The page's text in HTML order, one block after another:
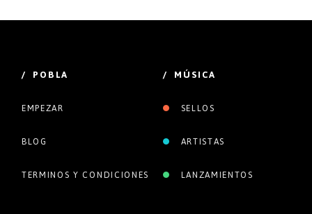
/ POBLA
EMPEZAR
BLOG
TERMINOS Y CONDICIONES
/ MÚSICA
SELLOS
ARTISTAS
LANZAMIENTOS